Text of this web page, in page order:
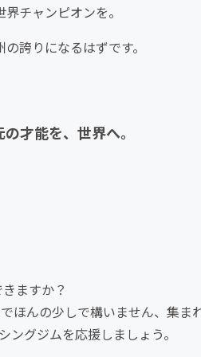
チャンピオンを。
誇りになるはずです。
才能を、世界へ。
ますか？
ほんの少しで構いません、集ま
グジムを応援しましょう。